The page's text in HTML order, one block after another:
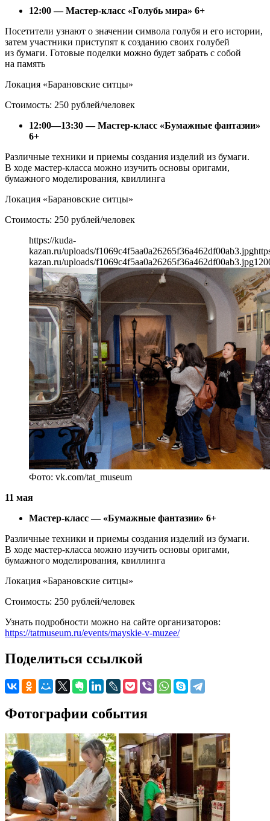
12:00 — Мастер-класс «Голубь мира» 6+
Посетители узнают о значении символа голубя и его истории,
затем участники приступят к созданию своих голубей
из бумаги. Готовые поделки можно будет забрать с собой
на память
Локация «Барановские ситцы»
Стоимость: 250 рублей/человек
12:00—13:30 — Мастер-класс «Бумажные фантазии»
6+
Различные техники и приемы создания изделий из бумаги.
В ходе мастер-класса можно изучить основы оригами,
бумажного моделирования, квиллинга
Локация «Барановские ситцы»
Стоимость: 250 рублей/человек
https://kuda-
kazan.ru/uploads/f1069c4f5aa0a26265f36a462df00ab3.jpg
kazan.ru/uploads/f1069c4f5aa0a26265f36a462df00ab3.jpg
Фото: vk.com/tat_museum
11 мая
Мастер-класс — «Бумажные фантазии» 6+
Различные техники и приемы создания изделий из бумаги.
В ходе мастер-класса можно изучить основы оригами,
бумажного моделирования, квиллинга
Локация «Барановские ситцы»
Стоимость: 250 рублей/человек
Узнать подробности можно на сайте организаторов:
https://tatmuseum.ru/events/mayskie-v-muzee/
Поделиться ссылкой
Фотографии события